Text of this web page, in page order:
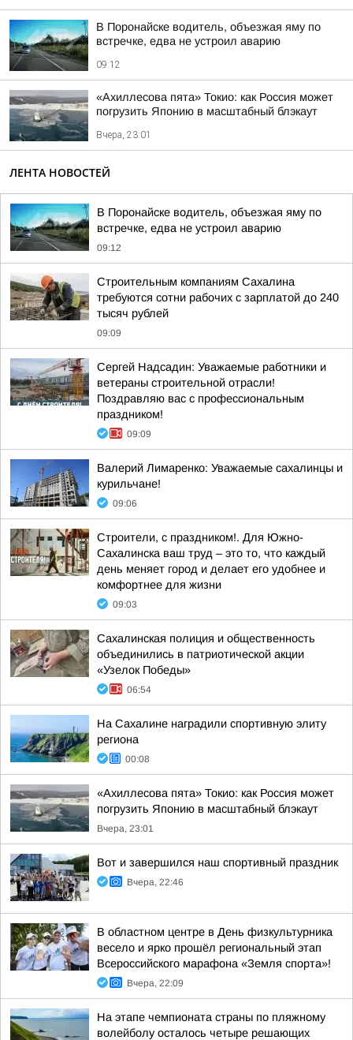
В Поронайске водитель, объезжая яму по
встречке, едва не устроил аварию
09:12
«Ахиллесова пята» Токио: как Россия может
погрузить Японию в масштабный блэкаут
Вчера, 23:01
ЛЕНТА НОВОСТЕЙ
В Поронайске водитель, объезжая яму по
встречке, едва не устроил аварию
09:12
Строительным компаниям Сахалина
требуются сотни рабочих с зарплатой до 240
тысяч рублей
09:09
Сергей Надсадин: Уважаемые работники и
ветераны строительной отрасли!
Поздравляю вас с профессиональным
праздником!
09:09
Валерий Лимаренко: Уважаемые сахалинцы и
курильчане!
09:06
Строители, с праздником!. Для Южно-
Сахалинска ваш труд – это то, что каждый
день меняет город и делает его удобнее и
комфортнее для жизни
09:03
Сахалинская полиция и общественность
объединились в патриотической акции
«Узелок Победы»
06:54
На Сахалине наградили спортивную элиту
региона
00:08
«Ахиллесова пята» Токио: как Россия может
погрузить Японию в масштабный блэкаут
Вчера, 23:01
Вот и завершился наш спортивный праздник
Вчера, 22:46
В областном центре в День физкультурника
весело и ярко прошёл региональный этап
Всероссийского марафона «Земля спорта»!
Вчера, 22:09
На этапе чемпионата страны по пляжному
волейболу осталось четыре решающих